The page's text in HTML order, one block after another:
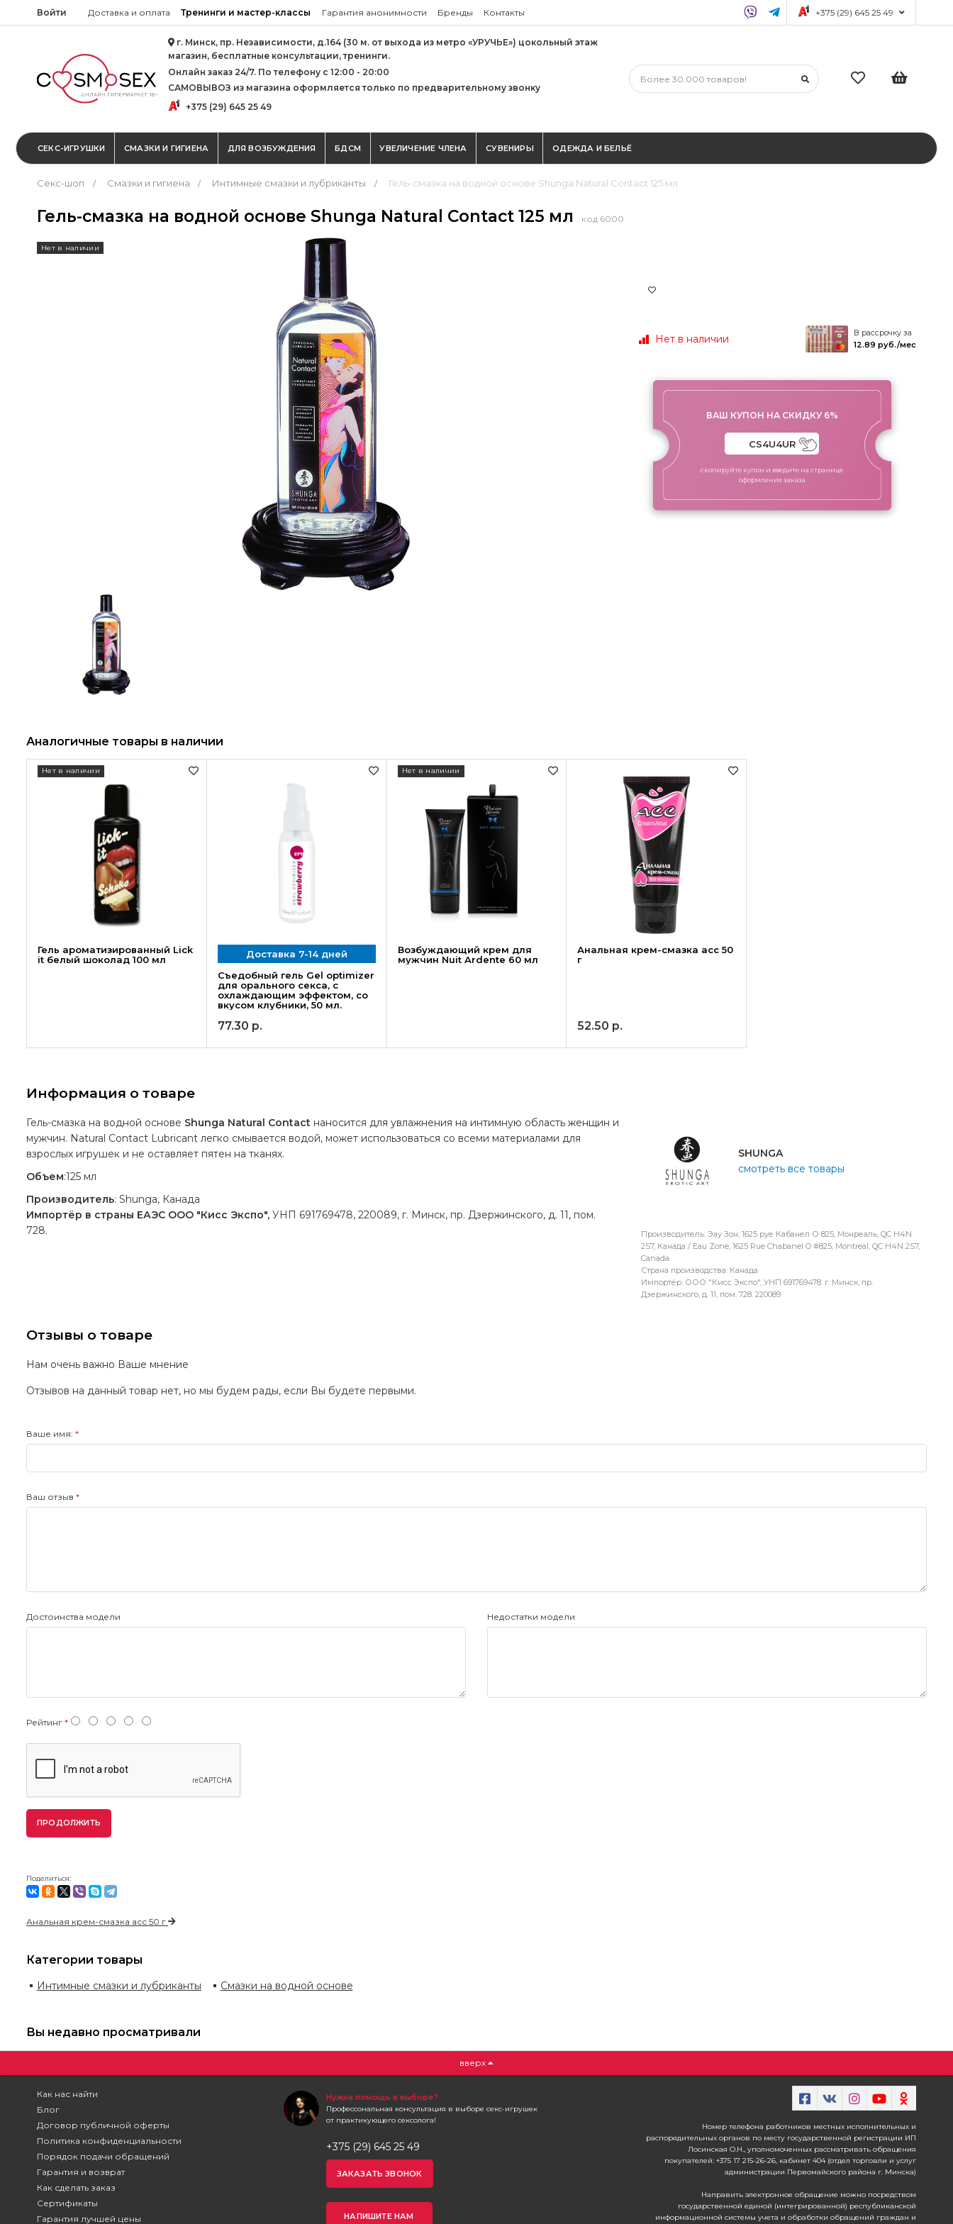
Войти Доставка и оплата Тренинги и мастер-классы Гарантия анонимности Бренды Контакты +375 (29) 645 25 49
г. Минск, пр. Независимости, д.164 (30 м. от выхода из метро «УРУЧЬЕ») цокольный этаж
магазин, бесплатные консультации, тренинги.
Онлайн заказ 24/7. По телефону с 12:00 - 20:00
САМОВЫВОЗ из магазина оформляется только по предварительному звонку
+375 (29) 645 25 49
СЕКС-ИГРУШКИ СМАЗКИ И ГИГИЕНА ДЛЯ ВОЗБУЖДЕНИЯ БДСМ УВЕЛИЧЕНИЕ ЧЛЕНА СУВЕНИРЫ ОДЕЖДА И БЕЛЬЁ
Секс-шоп Смазки и гигиена Интимные смазки и лубриканты Гель-смазка на водной основе Shunga Natural Contact 125 мл
Гель-смазка на водной основе Shunga Natural Contact 125 мл код 6000
Нет в наличии
Нет в наличии
В рассрочку за
12.89 руб./мес
ВАШ КУПОН НА СКИДКУ 6%
скопируйте купон и введите на странице
оформления заказа
Аналогичные товары в наличии
Гель ароматизированный Lick
it белый шоколад 100 мл
Нет в наличии
Доставка 7-14 дней
Съедобный гель Gel optimizer
для орального секса, с
охлаждающим эффектом, со
вкусом клубники, 50 мл.
77.30 р.
Возбуждающий крем для
мужчин Nuit Ardente 60 мл
Нет в наличии
Анальная крем-смазка асс 50
г
52.50 р.
Информация о товаре
Гель-смазка на водной основе Shunga Natural Contact наносится для увлажнения на интимную область женщин и
мужчин. Natural Contact Lubricant легко смывается водой, может использоваться со всеми материалами для
взрослых игрушек и не оставляет пятен на тканях.
Объем:125 мл
Производитель: Shunga, Канада
Импортёр в страны ЕАЭС ООО "Кисс Экспо", УНП 691769478, 220089, г. Минск, пр. Дзержинского, д. 11, пом.
728.
SHUNGA
смотреть все товары
Производитель: Эау Зон, 1625 руе Кабанел О 825, Монреаль, QC H4N
2S7, Канада / Eau Zone, 1625 Rue Chabanel O #825, Montreal, QC H4N 2S7,
Canada
Страна производства: Канада
Импортёр: ООО "Кисс Экспо", УНП 691769478. г. Минск, пр.
Дзержинского, д. 11, пом. 728. 220089
Отзывы о товаре
Нам очень важно Ваше мнение
Отзывов на данный товар нет, но мы будем рады, если Вы будете первыми.
Ваше имя:
Ваш отзыв
Достоинства модели Недостатки модели
Рейтинг
ПРОДОЛЖИТЬ
Поделиться:
Анальная крем-смазка асс 50 г
Категории товары
Интимные смазки и лубриканты Смазки на водной основе
Вы недавно просматривали
вверх
Как нас найти
Блог
Договор публичной оферты
Политика конфиденциальности
Порядок подачи обращений
Гарантия и возврат
Как сделать заказ
Сертификаты
Гарантия лучшей цены
Нужна помощь в выборе?
Профессональная консультация в выборе секс-игрушек
от практикующего сексолога!
+375 (29) 645 25 49
ЗАКАЗАТЬ ЗВОНОК
НАПИШИТЕ НАМ
Номер телефона работников местных исполнительных и
распорядительных органов по месту государственной регистрации ИП
Лосинская О.Н., уполномоченных рассматривать обращения
покупателей: +375 17 215-26-26, кабинет 404 (отдел торговли и услуг
администрации Первомайского района г. Минска)
Направить электронное обращение можно посредством
государственной единой (интегрированной) республиканской
информационной системы учета и обработки обращений граждан и